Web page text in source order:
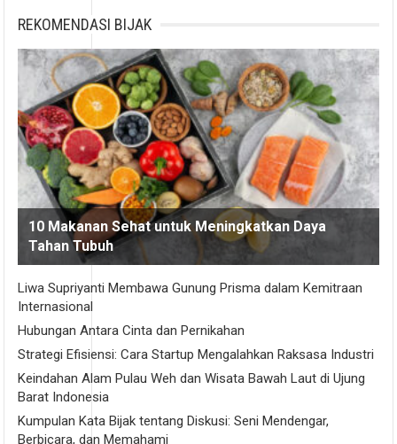
REKOMENDASI BIJAK
10 Makanan Sehat untuk Meningkatkan Daya
Tahan Tubuh
Liwa Supriyanti Membawa Gunung Prisma dalam Kemitraan
Internasional
Hubungan Antara Cinta dan Pernikahan
Strategi Efisiensi: Cara Startup Mengalahkan Raksasa Industri
Keindahan Alam Pulau Weh dan Wisata Bawah Laut di Ujung
Barat Indonesia
Kumpulan Kata Bijak tentang Diskusi: Seni Mendengar,
Berbicara, dan Memahami